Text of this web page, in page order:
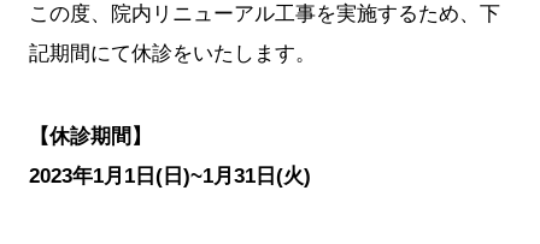
この度、院内リニューアル工事を実施するため、下
記期間にて休診をいたします。
【休診期間】
2023年1月1日(日)~1月31日(火)